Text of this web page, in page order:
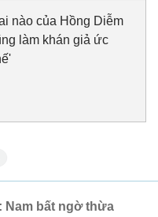
nào của Hồng Diễm
làm khán giả ức
Nam bất ngờ thừa